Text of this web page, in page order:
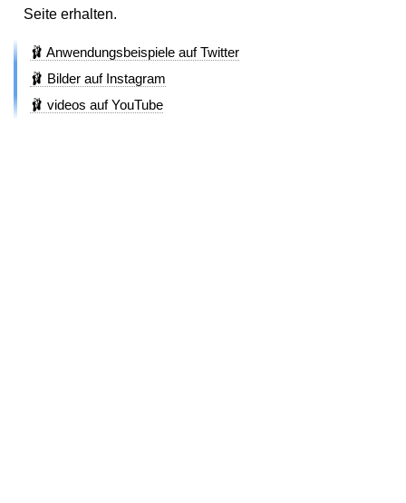
Seite erhalten.
🩰 Anwendungsbeispiele auf Twitter
🩰 Bilder auf Instagram
🩰 videos auf YouTube